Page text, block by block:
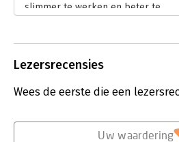
slimmer te werken en beter te
Lezersrecensies
Wees de eerste die een
Uw waardering